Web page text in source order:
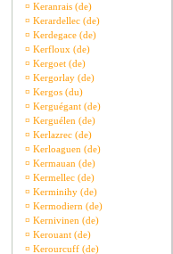
¤ Keranrais (de)
¤ Kerardellec (de)
¤ Kerdegace (de)
¤ Kerfloux (de)
¤ Kergoet (de)
¤ Kergorlay (de)
¤ Kergos (du)
¤ Kerguégant (de)
¤ Kerguélen (de)
¤ Kerlazrec (de)
¤ Kerloaguen (de)
¤ Kermauan (de)
¤ Kermellec (de)
¤ Kerminihy (de)
¤ Kermodiern (de)
¤ Kernivinen (de)
¤ Kerouant (de)
¤ Kerourcuff (de)